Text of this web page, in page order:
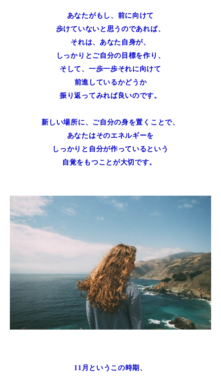
あなたがもし、前に向けて
歩けていないと思うのであれば、
それは、あなた自身が、
しっかりとご自分の目標を作り、
そして、一歩一歩それに向けて
前進しているかどうか
振り返ってみれば良いのです。
新しい場所に、ご自分の身を置くことで、
あなたはそのエネルギーを
しっかりと自分が作っているという
自覚をもつことが大切です。
11月というこの時期、